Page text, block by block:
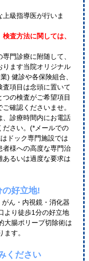
上級指導医が行いま
査方法に関しては、
門診療に附随して、
ります当院オリジナル
) 健診や各保険組合、
項目は念頭に置いて
の検査がご希望項目
確認くださいませ。
、診療時間内にお電話
ださい。(*メールでの
ドック専門施設では
者様への高度な専門治
るいは過度な要求は
の好立地!
ん・内視鏡・消化器
より徒歩1分の好立地
大腸ポリープ切除術は
す。
ください